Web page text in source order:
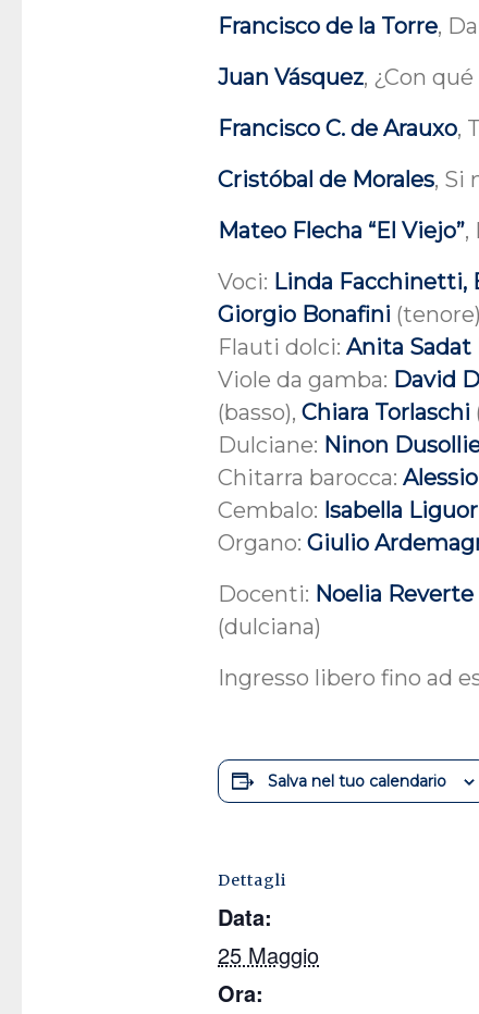
Francisco de la Torre,
Juan Vásquez, ¿Con qué
Francisco C. de Arauxo,
Cristóbal de Morales, Si
Mateo Flecha “El Viejo”,
Voci: Linda Facchinetti,
Giorgio Bonafini
Flauti dolci:Anita Sadat
Viole da gamba: David
(basso),Chiara Torlaschi
Dulciane: Ninon
Chitarra barocca:
Cembalo: Isabella
Organo:Giulio
Docenti: Noelia
(dulciana)
Ingresso libero fino ad
Salva nel tuo calendario
Dettagli
Data:
25 Maggio
Ora: